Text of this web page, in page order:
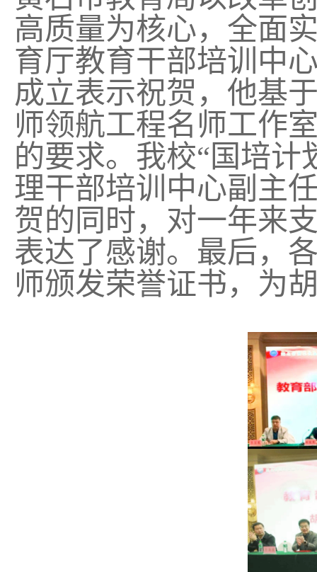
高质量为核心，全面
育厅教育干部培训中
成立表示祝贺，他基
师领航工程名师工作
的要求。我校“国培计
理干部培训中心副主
贺的同时，对一年来
表达了感谢。最后，
师颁发荣誉证书，为